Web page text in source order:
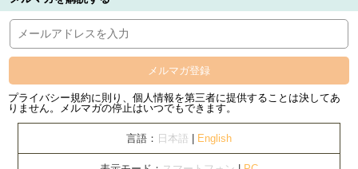
メルマガ登録
プライバシー規約に則り、個人情報を第三者に提供することは決してあ
りません。メルマガの停止はいつでもできます。
言語： 日本語 English